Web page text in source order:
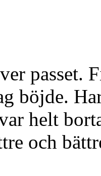
passet.
böjde.
helt
och